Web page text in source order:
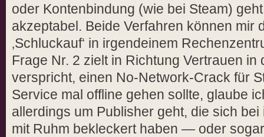
oder Kontenbindung (wie bei Steam)
akzeptabel. Beide Verfahren können mir
‚Schluckauf‘ in irgendeinem
Frage Nr. 2 zielt in Richtung Vertrauen in
verspricht, einen No-Network-Crack für
Service mal offline gehen sollte, glaube
allerdings um Publisher geht, die sich
mit Ruhm bekleckert haben — oder